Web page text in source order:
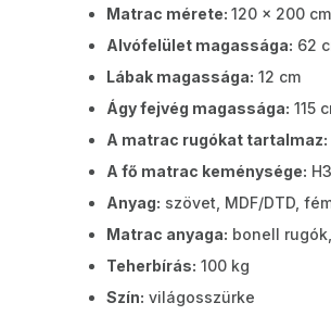
Matrac mérete: 120 x 200 cm
Alvófelület magassága: 62
Lábak magassága: 12 cm
Ágy fejvég magassága: 115
A matrac rugókat tartalmaz:
A fő matrac keménysége:
Anyag: szövet, MDF/DTD,
Matrac anyaga: bonell
Teherbírás: 100 kg
Szín: világosszürke